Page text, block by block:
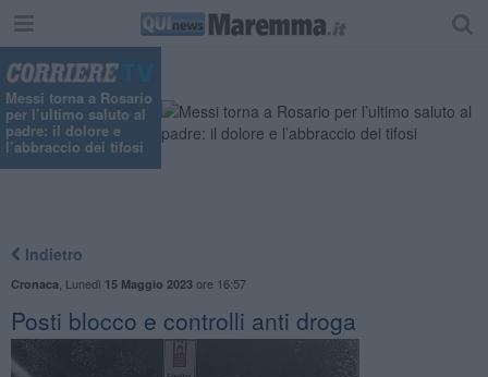
Messi torna a Rosario
per l’ultimo saluto al
padre: il dolore e
l’abbraccio dei tifosi
Indietro
Cronaca Lunedì 15 Maggio 2023ore 16:57
Posti blocco e controlli anti droga